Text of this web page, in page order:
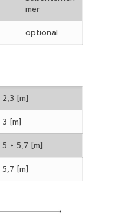
mer
optional
2,3 [m]
3 [m]
5 ÷ 5,7 [m]
5,7 [m]